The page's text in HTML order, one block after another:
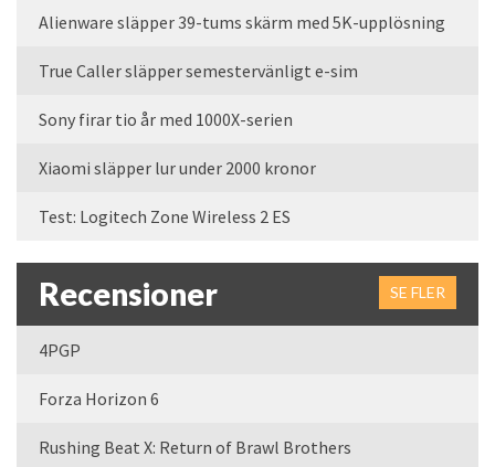
Alienware släpper 39-tums skärm med 5K-upplösning
True Caller släpper semestervänligt e-sim
Sony firar tio år med 1000X-serien
Xiaomi släpper lur under 2000 kronor
Test: Logitech Zone Wireless 2 ES
Recensioner SE FLER
4PGP
Forza Horizon 6
Rushing Beat X: Return of Brawl Brothers